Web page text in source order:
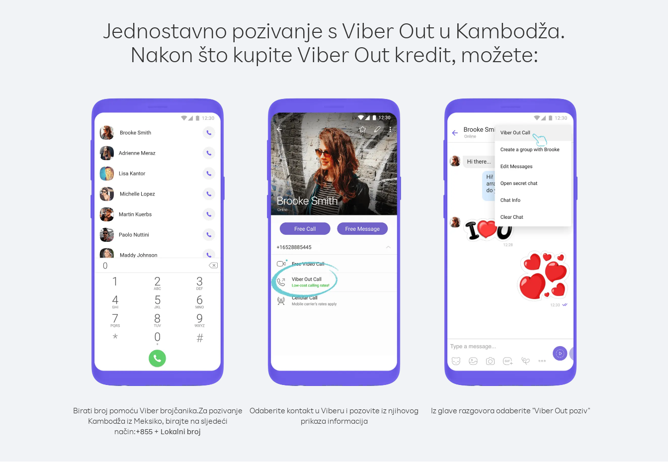
Jednostavno pozivanje s Viber Out u Kambodža.
Nakon što kupite Viber Out kredit, možete:
Birati broj pomoću Viber brojčanika.Za pozivanje
Kambodža iz Meksiko, birajte na sljedeći
način:+855 + Lokalni broj
Odaberite kontakt u Viberu i pozovite iz njihovog
prikaza informacija
Iz glave razgovora odaberite "Viber Out poziv"